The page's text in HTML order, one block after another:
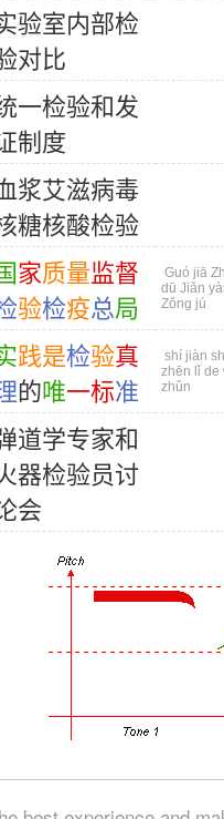
验室内部检
对 比
一检验和发
制 度
浆艾滋病毒
糖核酸检验
国 家质量监督
验检疫总局
Guó jiā
dū Jiǎn
Zǒng jú
践是检验真
的唯一标准
shí jiàn
zhēn lǐ de
zhǔn
道学专家和
器检验员讨
会